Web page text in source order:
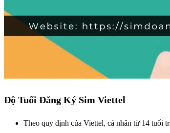
Độ Tuổi Đăng Ký Sim Viettel
Theo quy định của Viettel, cá nhân từ 14 tuổi